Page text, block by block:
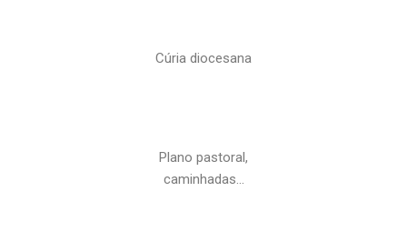
Cúria diocesana
Plano pastoral,
caminhadas…